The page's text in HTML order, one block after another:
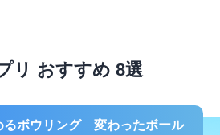
リ おすすめ 8選
るボウリング 変わったボール